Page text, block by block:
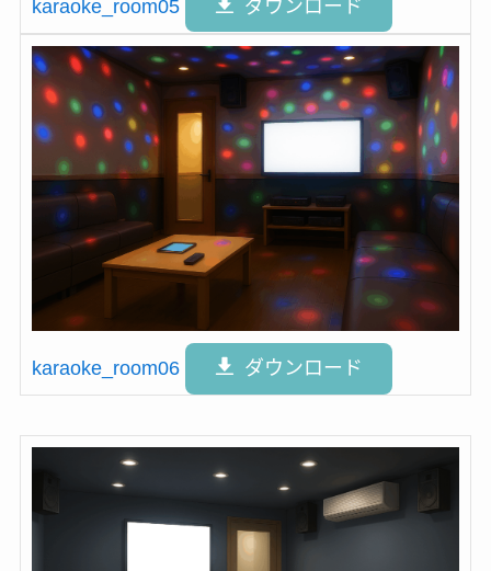
karaoke_room05 ダウンロード
karaoke_room06 ダウンロード